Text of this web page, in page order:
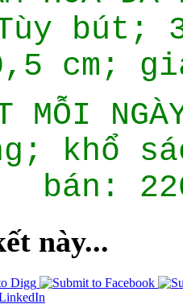
bút;
cm;
MỖI
khổ
bán:
này...